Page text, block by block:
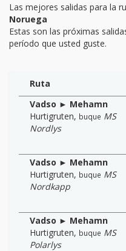
Las mejores salidas para la
Noruega
Estas son las próximas
período que usted guste.
Ruta
Vadso ► Mehamn
Hurtigruten, buque MS
Nordlys
Vadso ► Mehamn
Hurtigruten, buque MS
Nordkapp
Vadso ► Mehamn
Hurtigruten, buque MS
Polarlys